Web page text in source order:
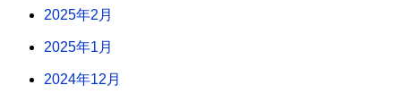
2025年2月
2025年1月
2024年12月